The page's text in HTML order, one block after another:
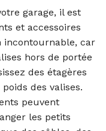
garage, il est
et accessoires
incontournable, car
hors de portée
des étagères
des valises.
peuvent
les petits